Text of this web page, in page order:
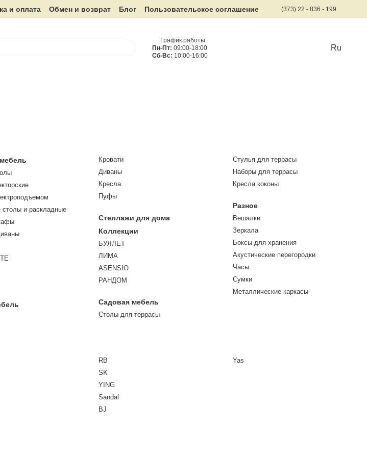
и оплата Обмен и возврат Блог Пользовательское соглашение (373) 22 - 836 - 199
График работы:
Пн-Пт: 09:00-18:00
Сб-Вс: 10:00-16:00
Ru
и раскладные
Кровати
Диваны
Кресла
Пуфы
Стеллажи для дома
Коллекции
БУЛЛЕТ
ЛИМА
ASENSIO
РАНДОМ
Садовая мебель
Столы для террасы
Стулья для террасы
Наборы для террасы
Кресла коконы
Разное
Вешалки
Зеркала
Боксы для хранения
Акустические перегородки
Часы
Cумки
Металлические каркасы
RB
SK
YING
Sandal
BJ
Yas